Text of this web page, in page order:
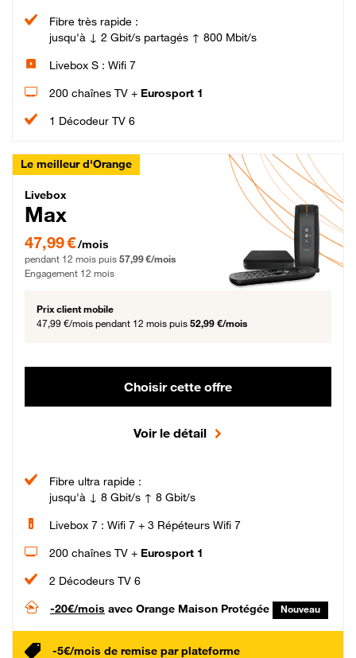
Fibre très rapide :
jusqu'à ↓ 2 Gbit/s partagés ↑ 800 Mbit/s
Livebox S : Wifi 7
200 chaînes TV + Eurosport 1
1 Décodeur TV 6
Le meilleur d'Orange
Livebox Max Fibre
Livebox
Max
47,99 € par mois pendant 12 mois puis 57,99 € par mois, Engagement 12 mois
47,99 €/mois
pendant 12 mois puis 57,99 €/mois
Engagement 12 mois
Prix client mobile
47,99 €/mois pendant 12 mois puis 52,99 €/mois
Choisir cette offre
Voir le détail
Fibre ultra rapide :
jusqu'à ↓ 8 Gbit/s ↑ 8 Gbit/s
Livebox 7 : Wifi 7 + 3 Répéteurs Wifi 7
200 chaînes TV + Eurosport 1
2 Décodeurs TV 6
-20€/mois avec Orange Maison Protégée Nouveau
-5€/mois de remise par plateforme